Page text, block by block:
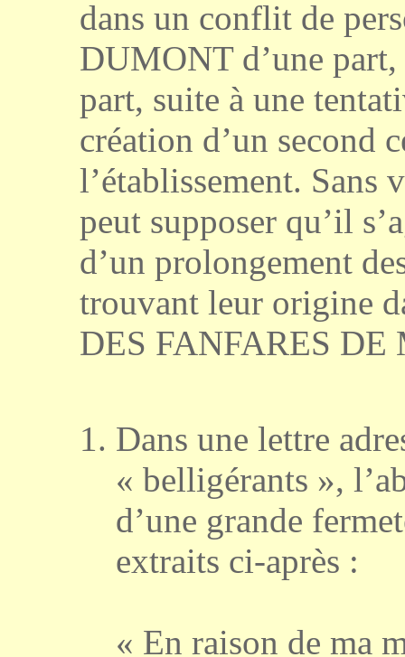
dans un conflit de
DUMONT d’une
part, suite à une
création d’un second
l’établissement.
peut supposer qu’il
d’un prolongement
trouvant leur origine
DES FANFARES
Dans une lettre
« belligérants »,
d’une grande
extraits ci-après :
« En raison de ma